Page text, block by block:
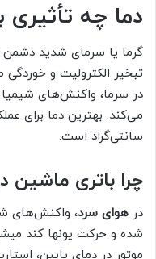
دما چه تأثیری
گرما یا سرمای شدید دشمن
تبخیر الکترولیت و
در سرما، واکنش‌های
سانتی‌گراد است.
در هوای سرد، واکنش‌های
شده و حرکت یونها کند
موتور در دمای پایین،